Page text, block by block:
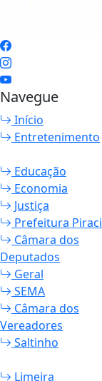
Navegue
Início
Entretenimento
Educação
Economia
Justiça
Prefeitura
Câmara dos
Deputados
Geral
SEMA
Câmara dos
Vereadores
Saltinho
Limeira